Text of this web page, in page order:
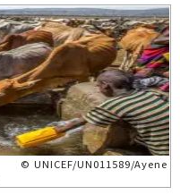
© UNICEF/UN011589/Ayene